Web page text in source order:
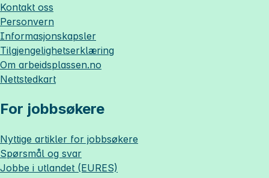
Kontakt oss
Personvern
Informasjonskapsler
Tilgjengelighetserklæring
Om arbeidsplassen.no
Nettstedkart
For jobbsøkere
Nyttige artikler for jobbsøkere
Spørsmål og svar
Jobbe i utlandet (EURES)